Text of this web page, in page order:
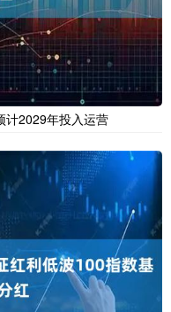
计2029年投入运营